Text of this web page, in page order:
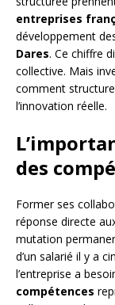
entreprises
développement
Dares. Ce chiffre
collective. Mais
comment
l’innovation réelle.
des
Former ses
réponse directe
mutation
d’un salarié il y a
l’entreprise a
compétences